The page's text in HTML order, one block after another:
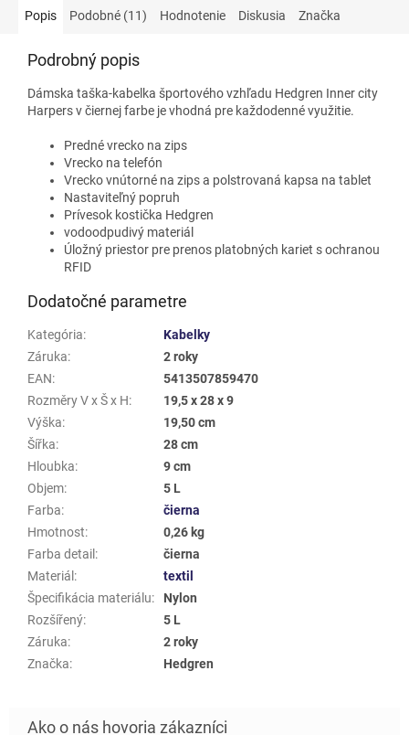
Popis Podobné (11) Hodnotenie Diskusia Značka
Podrobný popis
Dámska taška-kabelka športového vzhľadu Hedgren Inner city
Harpers v čiernej farbe je vhodná pre každodenné využitie.
Predné vrecko na zips
Vrecko na telefón
Vrecko vnútorné na zips a polstrovaná kapsa na tablet
Nastaviteľný popruh
Prívesok kostička Hedgren
vodoodpudivý materiál
Úložný priestor pre prenos platobných kariet s ochranou
RFID
Dodatočné parametre
Kategória:
Kabelky
Záruka:
2 roky
EAN:
5413507859470
Rozměry V x Š x H:
19,5 x 28 x 9
Výška:
19,50 cm
Šířka:
28 cm
Hloubka:
9 cm
Objem:
5 L
Farba:
čierna
Hmotnost:
0,26 kg
Farba detail :
čierna
Materiál :
textil
Špecifikácia materiálu:
Nylon
Rozšířený:
5 L
Záruka:
2 roky
Značka: Hedgren